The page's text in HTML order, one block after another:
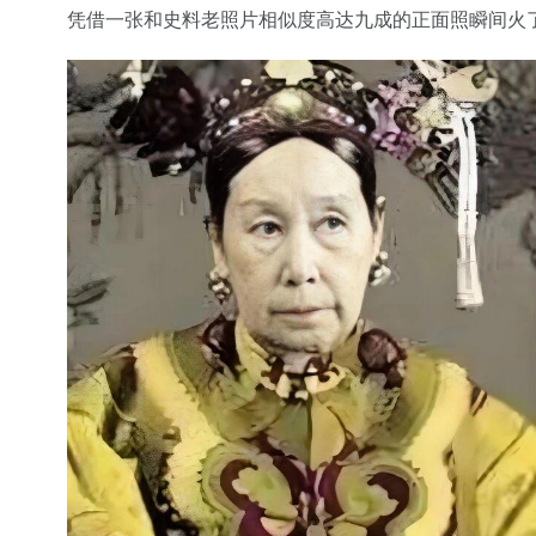
凭借一张和史料老照片相似度高达九成的正面照瞬间火